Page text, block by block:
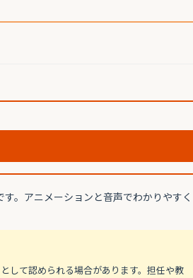
。アニメーションと音声でわかりやすく
して認められる場合があります。担任や教